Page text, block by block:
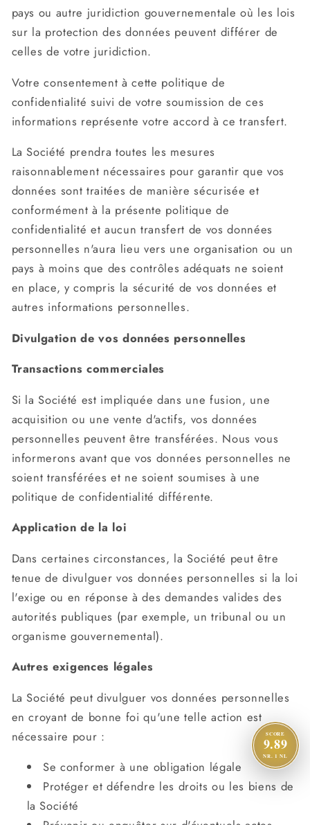
pays ou autre juridiction gouvernementale où les lois
sur la protection des données peuvent différer de
celles de votre juridiction.
Votre consentement à cette politique de
confidentialité suivi de votre soumission de ces
informations représente votre accord à ce transfert.
La Société prendra toutes les mesures
raisonnablement nécessaires pour garantir que vos
données sont traitées de manière sécurisée et
conformément à la présente politique de
confidentialité et aucun transfert de vos données
personnelles n'aura lieu vers une organisation ou un
pays à moins que des contrôles adéquats ne soient
en place, y compris la sécurité de vos données et
autres informations personnelles.
Divulgation de vos données personnelles
Transactions commerciales
Si la Société est impliquée dans une fusion, une
acquisition ou une vente d'actifs, vos données
personnelles peuvent être transférées. Nous vous
informerons avant que vos données personnelles ne
soient transférées et ne soient soumises à une
politique de confidentialité différente.
Application de la loi
Dans certaines circonstances, la Société peut être
tenue de divulguer vos données personnelles si la loi
l'exige ou en réponse à des demandes valides des
autorités publiques (par exemple, un tribunal ou un
organisme gouvernemental).
Autres exigences légales
La Société peut divulguer vos données personnelles
en croyant de bonne foi qu'une telle action est
nécessaire pour :
Se conformer à une obligation légale
Protéger et défendre les droits ou les biens de
la Société
SCORE
9.89
NR. 1 NL